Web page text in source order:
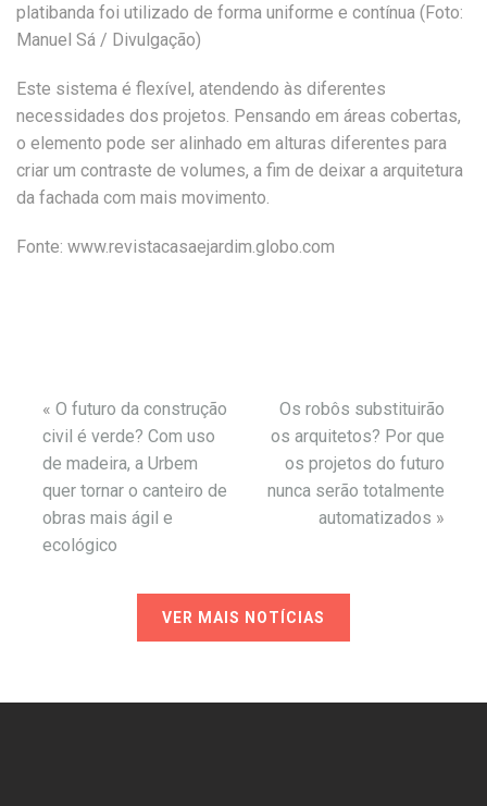
platibanda foi utilizado de forma uniforme e contínua (Foto:
Manuel Sá / Divulgação)
Este sistema é flexível, atendendo às diferentes
necessidades dos projetos. Pensando em áreas cobertas,
o elemento pode ser alinhado em alturas diferentes para
criar um contraste de volumes, a fim de deixar a arquitetura
da fachada com mais movimento.
Fonte: www.revistacasaejardim.globo.com
« O futuro da construção
civil é verde? Com uso
de madeira, a Urbem
quer tornar o canteiro de
obras mais ágil e
ecológico
Os robôs substituirão
os arquitetos? Por que
os projetos do futuro
nunca serão totalmente
automatizados »
VER MAIS NOTÍCIAS